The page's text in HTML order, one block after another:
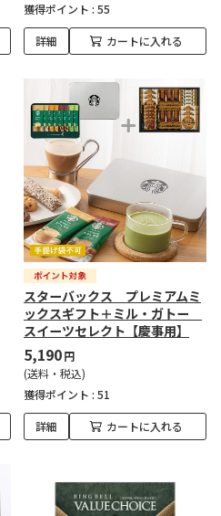
獲得ポイント : 55
詳細 カートに入れる
スターバックス プレミアムミ
ックスギフト＋ミル・ガトー
スイーツセレクト【慶事用】
5,190円
(送料・税込)
獲得ポイント : 51
詳細 カートに入れる